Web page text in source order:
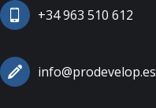
+34 963 510 612
info@prodevelop.es